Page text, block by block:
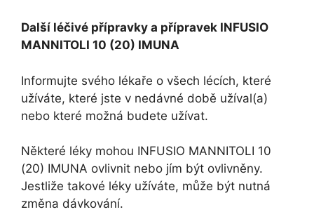
Další léčivé přípravky a přípravek INFUSIO
MANNITOLI 10 (20) IMUNA
Informujte svého lékaře o všech lécích, které
užíváte, které jste v nedávné době užíval(a)
nebo které možná budete užívat.
Některé léky mohou INFUSIO MANNITOLI 10
(20) IMUNA ovlivnit nebo jím být ovlivněny.
Jestliže takové léky užíváte, může být nutná
změna dávkování.